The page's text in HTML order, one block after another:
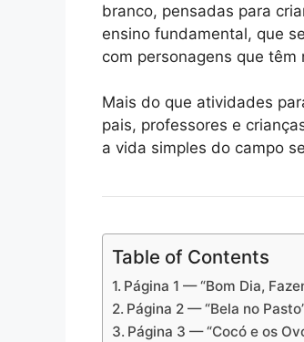
branco, pensadas para
ensino fundamental, que
com personagens que têm
Mais do que atividades
pais, professores e
a vida simples do campo
Table of Contents
Página 1 — “Bom Dia,
Página 2 — “Bela no
Página 3 — “Cocó e os